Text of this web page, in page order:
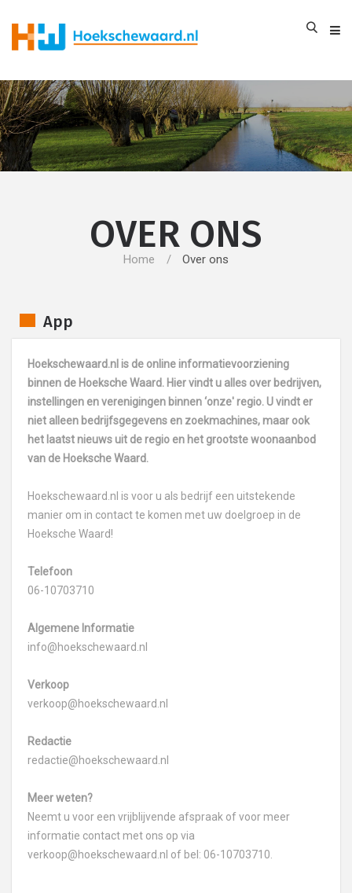
OVER ONS
Home Over ons
App
Hoekschewaard.nl is de online informatievoorziening
binnen de Hoeksche Waard. Hier vindt u alles over bedrijven,
instellingen en verenigingen binnen ‘onze' regio. U vindt er
niet alleen bedrijfsgegevens en zoekmachines, maar ook
het laatst nieuws uit de regio en het grootste woonaanbod
van de Hoeksche Waard.
Hoekschewaard.nl is voor u als bedrijf een uitstekende
manier om in contact te komen met uw doelgroep in de
Hoeksche Waard!
Telefoon
06-10703710
Algemene Informatie
info@hoekschewaard.nl
Verkoop
verkoop@hoekschewaard.nl
Redactie
redactie@hoekschewaard.nl
Meer weten?
Neemt u voor een vrijblijvende afspraak of voor meer
informatie contact met ons op via
verkoop@hoekschewaard.nl of bel: 06-10703710.